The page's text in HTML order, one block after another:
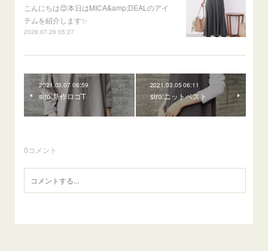
こんにちは😊本日はMICA&amp;DEALのアイ
テムを紹介します✨
2026.07.26 05:27
2021.03.07 06:59
siro:新作ロゴT
2021.03.05 06:11
siro:ニットベスト
0コメント